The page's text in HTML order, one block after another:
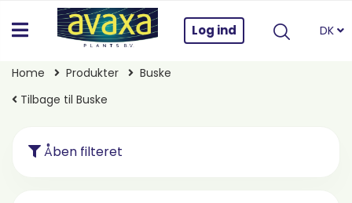
Log ind DK
Home Produkter
Buske
Tilbage til Buske
Åben filteret